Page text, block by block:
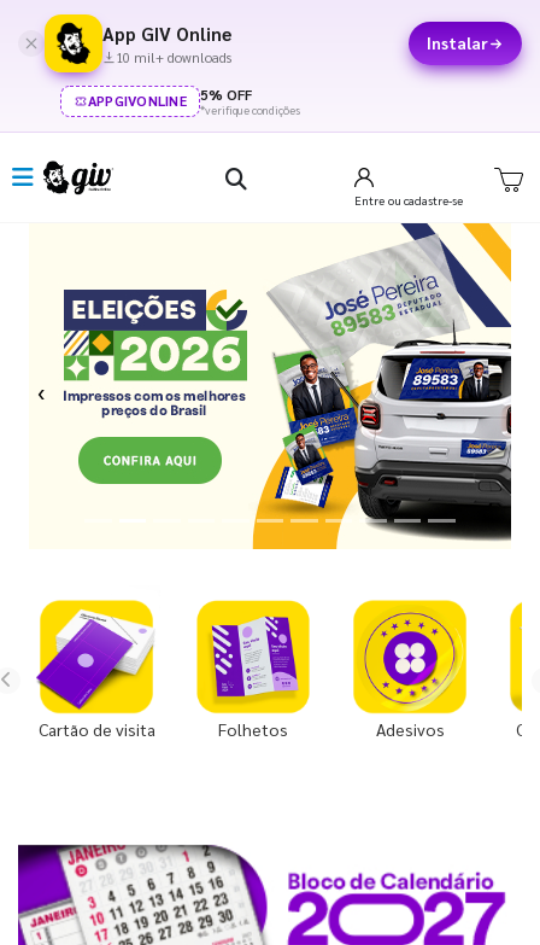
App GIV Online
10 mil+ downloads
Instalar
APPGIVONLINE 5% OFF
*verifique condições
Entre ou cadastre-se
Previous Next
Cartão de visita Folhetos Adesivos